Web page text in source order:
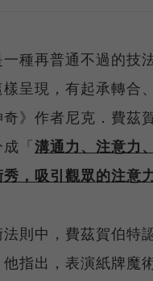
種再普通不過的技
呈現，有起承轉合
奇》作者尼克．費
「溝通力、注意力
，吸引觀眾的注意
則中，費茲賀伯特
他指出，表演紙牌魔